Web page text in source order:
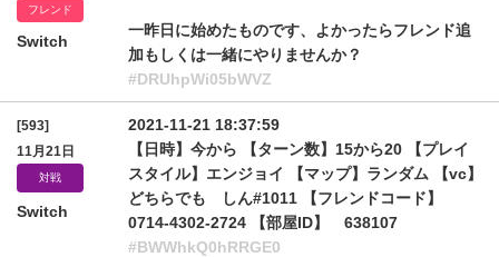
フレンド
Switch
一昨日に始めたものです、よかったらフレンド追
加もしくは一緒にやりませんか？
#DRUhpWi05bWVZ
[593]
11月21日
対戦
Switch
2021-11-21 18:37:59
【日時】今から 【ターン数】15から20 【プレイ
スタイル】エンジョイ 【マップ】ランダム 【vc】
どちらでも しん#1011 【フレンドコード】
0714-4302-2724 【部屋ID】 638107
#BWWhkQ0hRRGE0